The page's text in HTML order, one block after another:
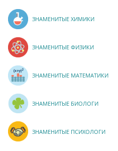
ЗНАМЕНИТЫЕ ХИМИКИ
ЗНАМЕНИТЫЕ ФИЗИКИ
ЗНАМЕНИТЫЕ МАТЕМАТИКИ
ЗНАМЕНИТЫЕ БИОЛОГИ
ЗНАМЕНИТЫЕ ПСИХОЛОГИ